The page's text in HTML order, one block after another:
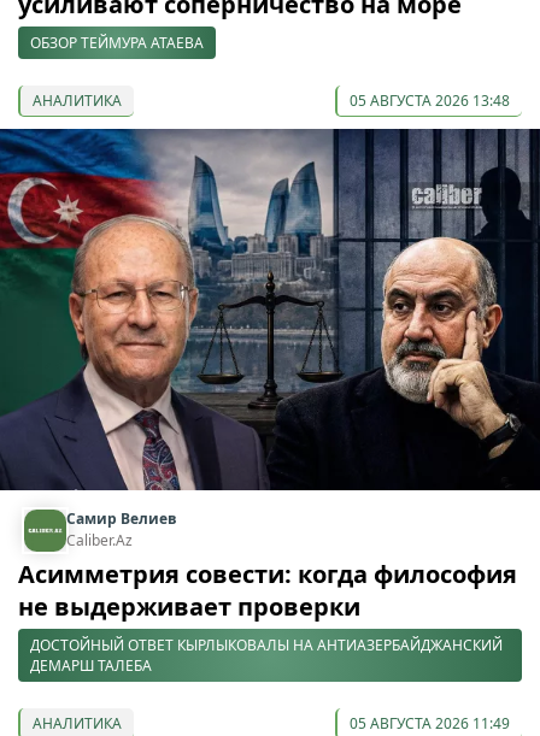
ОБЗОР ТЕЙМУРА АТАЕВА
АНАЛИТИКА 05 АВГУСТА 2026 13:48
Самир Велиев
Caliber.Az
Асимметрия совести: когда философия
не выдерживает проверки
ДОСТОЙНЫЙ ОТВЕТ КЫРЛЫКОВАЛЫ НА АНТИАЗЕРБАЙДЖАНСКИЙ
ДЕМАРШ ТАЛЕБА
АНАЛИТИКА 05 АВГУСТА 2026 11:49